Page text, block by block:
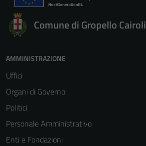
Comune di Gropello Cairoli
AMMINISTRAZIONE
Uffici
Organi di Governo
Politici
Personale Amministrativo
Enti e Fondazioni